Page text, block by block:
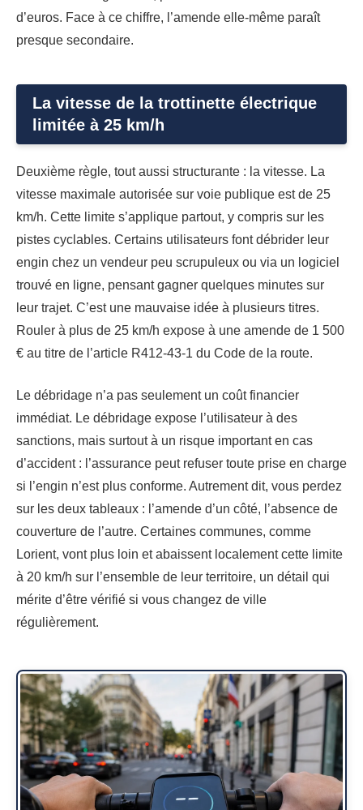
d’euros. Face à ce chiffre, l’amende elle-même paraît
presque secondaire.
La vitesse de la trottinette électrique
limitée à 25 km/h
Deuxième règle, tout aussi structurante : la vitesse. La
vitesse maximale autorisée sur voie publique est de 25
km/h. Cette limite s’applique partout, y compris sur les
pistes cyclables. Certains utilisateurs font débrider leur
engin chez un vendeur peu scrupuleux ou via un logiciel
trouvé en ligne, pensant gagner quelques minutes sur
leur trajet. C’est une mauvaise idée à plusieurs titres.
Rouler à plus de 25 km/h expose à une amende de 1 500
€ au titre de l’article R412-43-1 du Code de la route.
Le débridage n’a pas seulement un coût financier
immédiat. Le débridage expose l’utilisateur à des
sanctions, mais surtout à un risque important en cas
d’accident : l’assurance peut refuser toute prise en charge
si l’engin n’est plus conforme. Autrement dit, vous perdez
sur les deux tableaux : l’amende d’un côté, l’absence de
couverture de l’autre. Certaines communes, comme
Lorient, vont plus loin et abaissent localement cette limite
à 20 km/h sur l’ensemble de leur territoire, un détail qui
mérite d’être vérifié si vous changez de ville
régulièrement.